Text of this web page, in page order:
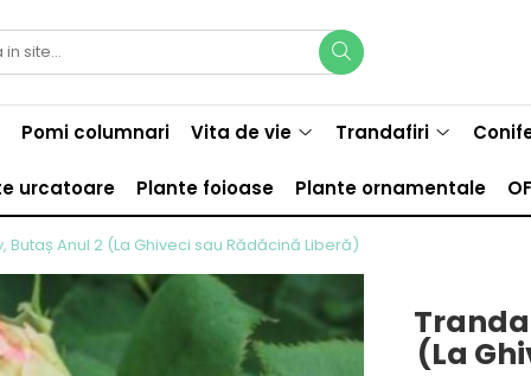
Pomi columnari Vita de vie Trandafiri
urcatoare Plante foioase Plante ornamentale
Butaș Anul 2 (La Ghiveci sau Rădăcină Liberă)
(La